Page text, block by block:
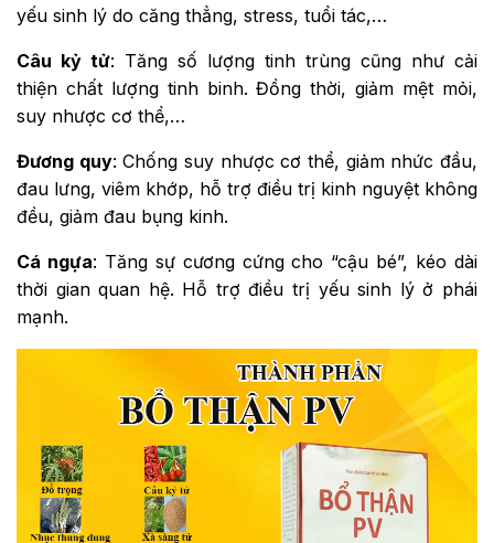
yếu sinh lý do căng thẳng, stress, tuổi tác,…
Câu kỷ tử: Tăng số lượng tinh trùng cũng như cải
thiện chất lượng tinh binh. Đồng thời, giảm mệt mỏi,
suy nhược cơ thể,…
Đương quy: Chống suy nhược cơ thể, giảm nhức đầu,
đau lưng, viêm khớp, hỗ trợ điều trị kinh nguyệt không
đều, giảm đau bụng kinh.
Cá ngựa: Tăng sự cương cứng cho “cậu bé”, kéo dài
thời gian quan hệ. Hỗ trợ điều trị yếu sinh lý ở phái
mạnh.